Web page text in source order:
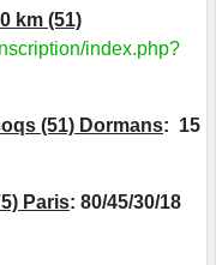
km (51)
index.php?
(51) Dormans: 15
Paris: 80/45/30/18